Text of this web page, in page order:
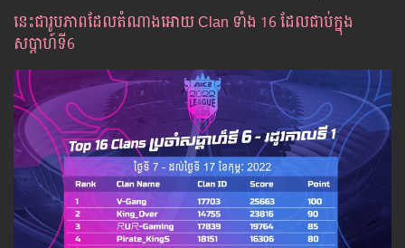
នេះជារូបភាពដែលតំណាងអោយ Clan ទាំង 16 ដែលជាប់ក្នុង
សប្ដាហ៍ទី6